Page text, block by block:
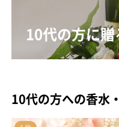
10代の方に
10代の方への香水